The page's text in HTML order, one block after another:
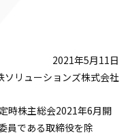
2021年5月11日
ソリューションズ株式会社
時株主総会2021年6月開
員である取締役を除